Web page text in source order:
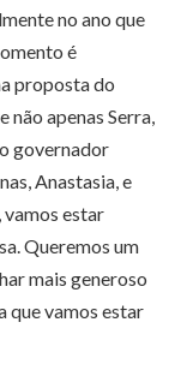
no ano que
é
proposta do
não apenas Serra,
governador
Anastasia, e
vamos estar
Queremos um
mais generoso
que vamos estar